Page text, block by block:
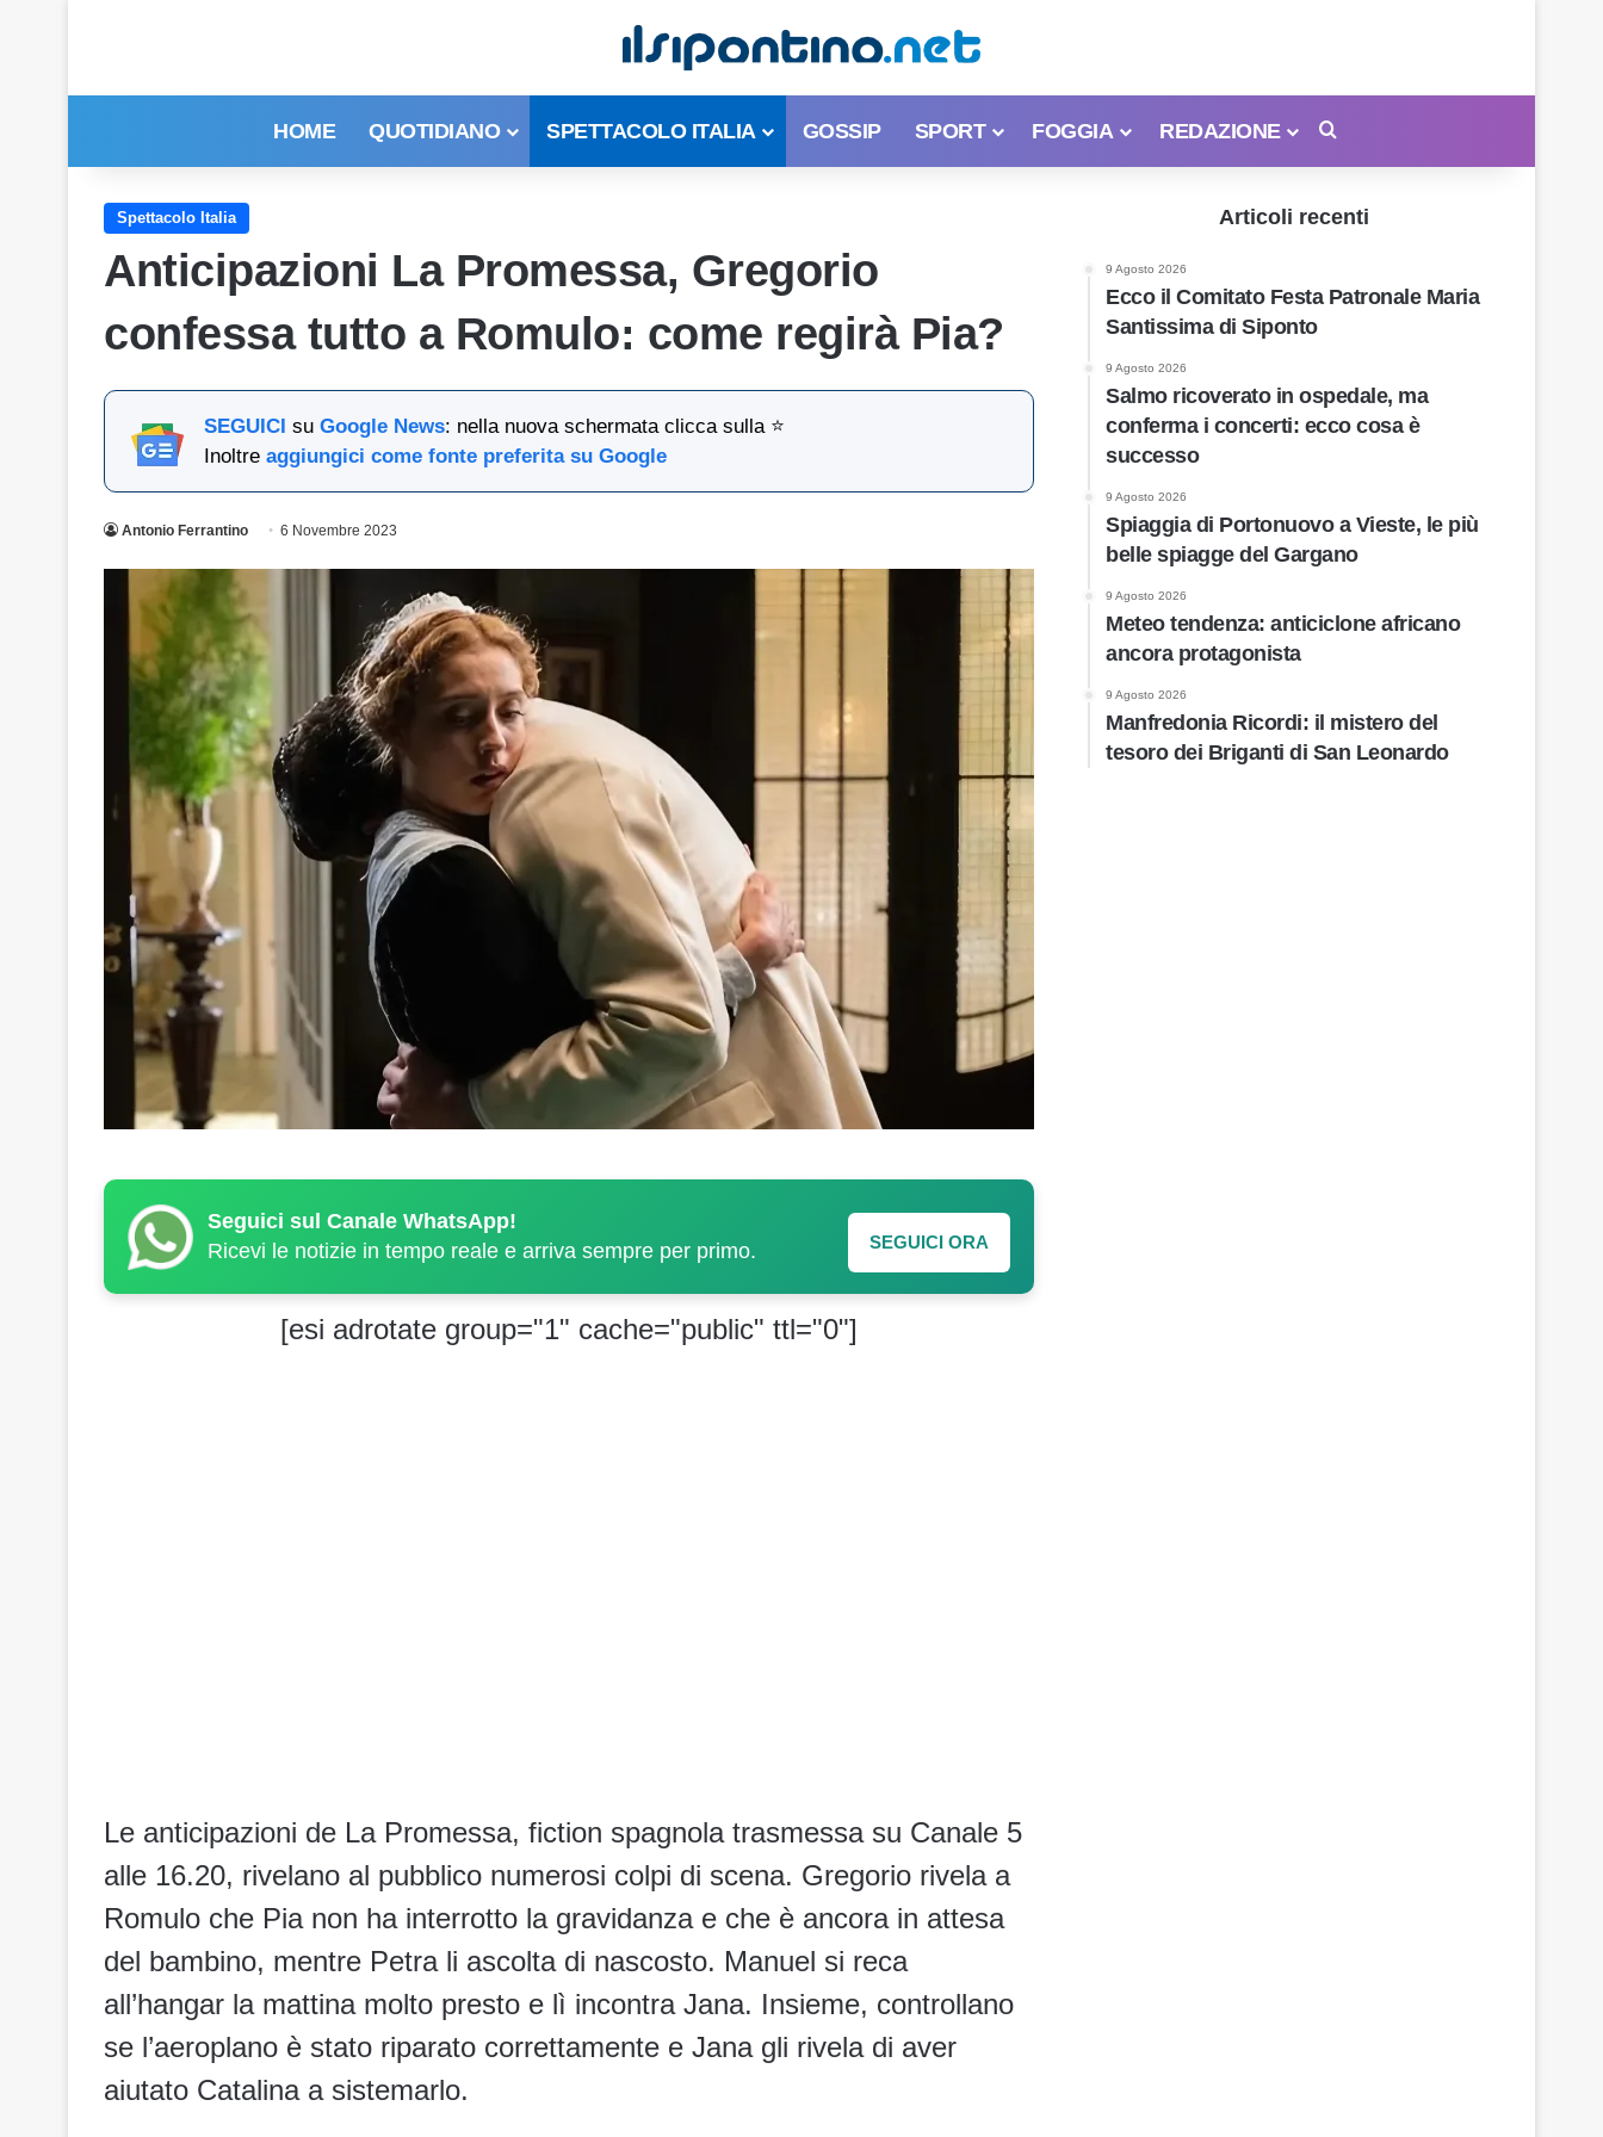
HOME QUOTIDIANO SPETTACOLO ITALIA GOSSIP SPORT FOGGIA REDAZIONE
Spettacolo Italia
Anticipazioni La Promessa, Gregorio
confessa tutto a Romulo: come regirà Pia?
SEGUICI su Google News: nella nuova schermata clicca sulla ⭐
Inoltre aggiungici come fonte preferita su Google
Antonio Ferrantino 6 Novembre 2023
Seguici sul Canale WhatsApp!
Ricevi le notizie in tempo reale e arriva sempre per primo.
SEGUICI ORA
[esi adrotate group="1" cache="public" ttl="0"]
Le anticipazioni de La Promessa, fiction spagnola trasmessa su Canale 5
alle 16.20, rivelano al pubblico numerosi colpi di scena. Gregorio rivela a
Romulo che Pia non ha interrotto la gravidanza e che è ancora in attesa
del bambino, mentre Petra li ascolta di nascosto. Manuel si reca
all’hangar la mattina molto presto e lì incontra Jana. Insieme, controllano
se l’aeroplano è stato riparato correttamente e Jana gli rivela di aver
aiutato Catalina a sistemarlo.
Articoli recenti
9 Agosto 2026
Ecco il Comitato Festa Patronale Maria
Santissima di Siponto
9 Agosto 2026
Salmo ricoverato in ospedale, ma
conferma i concerti: ecco cosa è
successo
9 Agosto 2026
Spiaggia di Portonuovo a Vieste, le più
belle spiagge del Gargano
9 Agosto 2026
Meteo tendenza: anticiclone africano
ancora protagonista
9 Agosto 2026
Manfredonia Ricordi: il mistero del
tesoro dei Briganti di San Leonardo